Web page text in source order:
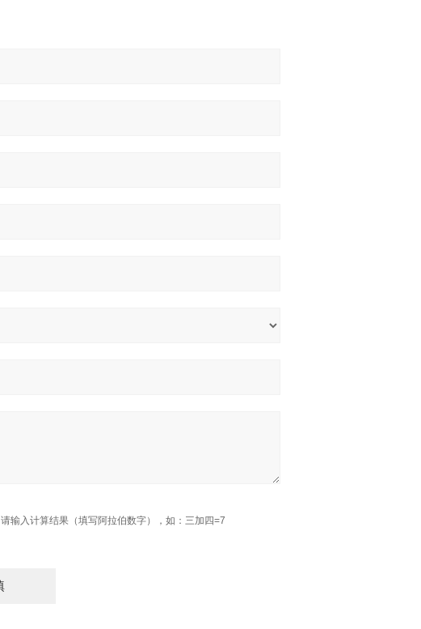
请输入计算结果（填写阿拉伯数字），如：三加四=7